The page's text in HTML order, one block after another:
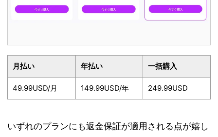
月払い 年払い 一括購入
49.99USD/月 149.99USD/年 249.99USD
いずれのプランにも返金保証が適用される点が嬉し